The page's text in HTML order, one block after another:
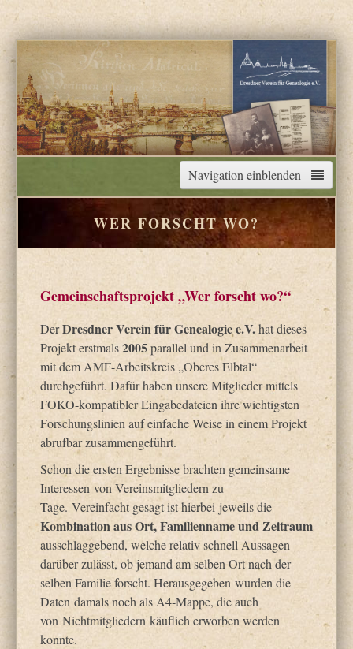
Navigation einblenden
Startseite
Unser Verein
Veranstaltungen
Projekte
DVG-Tipps
Blog
WER FORSCHT WO?
Gemeinschaftsprojekt „Wer forscht wo?“
DerDresdner Verein für Genealogie e.V.hat dieses
Projekt erstmals2005parallel und in Zusammenarbeit
mit dem AMF-Arbeitskreis „Oberes Elbtal“
durchgeführt. Dafür haben unsere Mitglieder mittels
FOKO-kompatibler Eingabedateien ihre wichtigsten
Forschungslinien auf einfache Weise in einem Projekt
abrufbar zusammengeführt.
Schon die ersten Ergebnisse brachten gemeinsame
Interessen von Vereinsmitgliedern zu
Tage. Vereinfacht gesagt ist hierbei jeweils die
Kombination aus Ort, Familienname und Zeitraum
ausschlaggebend, welche relativ schnell Aussagen
darüber zulässt, ob jemand am selben Ort nach der
selben Familie forscht. Herausgegeben wurden die
Daten damals noch als A4-Mappe, die auch
von Nichtmitgliedern käuflich erworben werden
konnte.